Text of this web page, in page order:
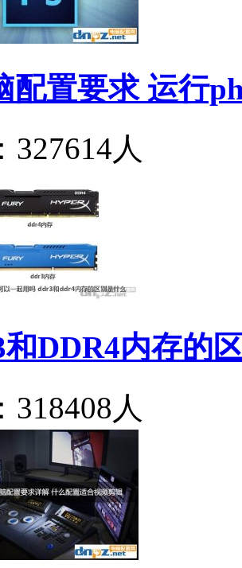
配置要求 运行
327614人
DDR4内存的
318408人